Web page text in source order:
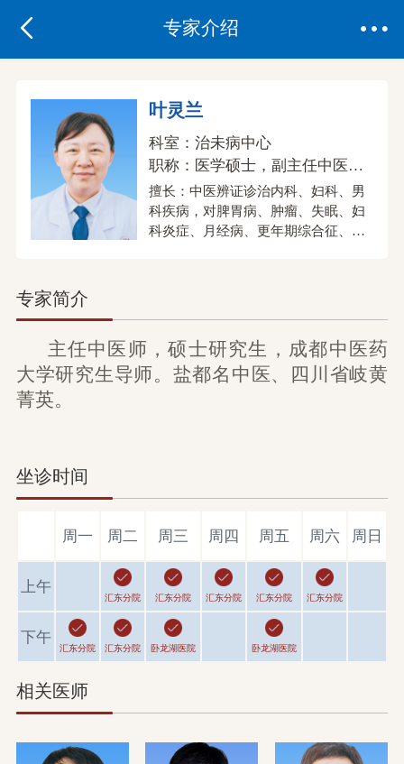
 专家介绍 
叶灵兰
科室： 治未病中心
职称： 医学硕士，副主任中医师，中共党员
擅长：中医辨证诊治内科、妇科、男
科疾病，对脾胃病、肿瘤、失眠、妇
科炎症、月经病、更年期综合征、女
专家简介
主任中医师，硕士研究生 ， 成都中医药
大学研究生导师。 盐都名中医、 四川省岐黄
菁英。
坐诊时间
周一 周二 周三 周四 周五 周六 周日
上午
汇东分院 汇东分院 汇东分院 汇东分院 汇东分院
下午
汇东分院 汇东分院 卧龙湖医院 卧龙湖医院
相关医师